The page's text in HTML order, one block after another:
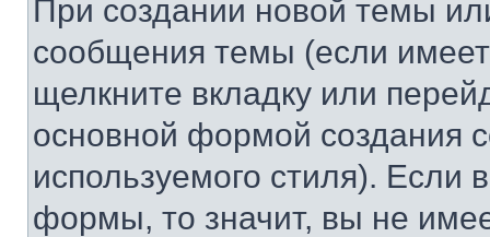
При создании новой темы
сообщения темы (если
щелкните вкладку или
основной формой создания
используемого стиля). Если
формы, то значит, вы не